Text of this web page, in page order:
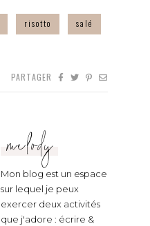
risotto salé
PARTAGER
melody
Mon blog est un espace
sur lequel je peux
exercer deux activités
que j'adore : écrire &